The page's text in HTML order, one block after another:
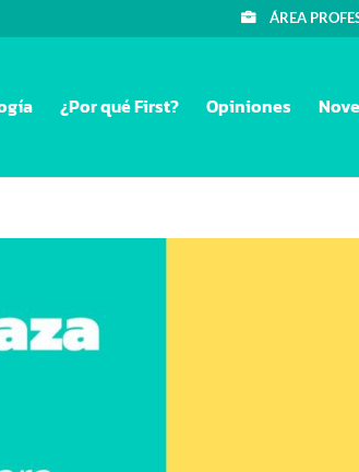
ÁREA
¿Por qué First? Opiniones